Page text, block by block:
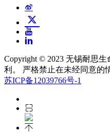
Copyright © 2023 无锡耐思
利。 严格禁止在未经同意的
苏ICP备12039766号-1